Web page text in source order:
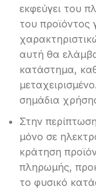
εκφεύγει του
του προϊόντος
αυτή θα
κατάστημα,
σημάδια
Στην
μόνο σε
κράτηση
πληρωμής,
το φυσικό